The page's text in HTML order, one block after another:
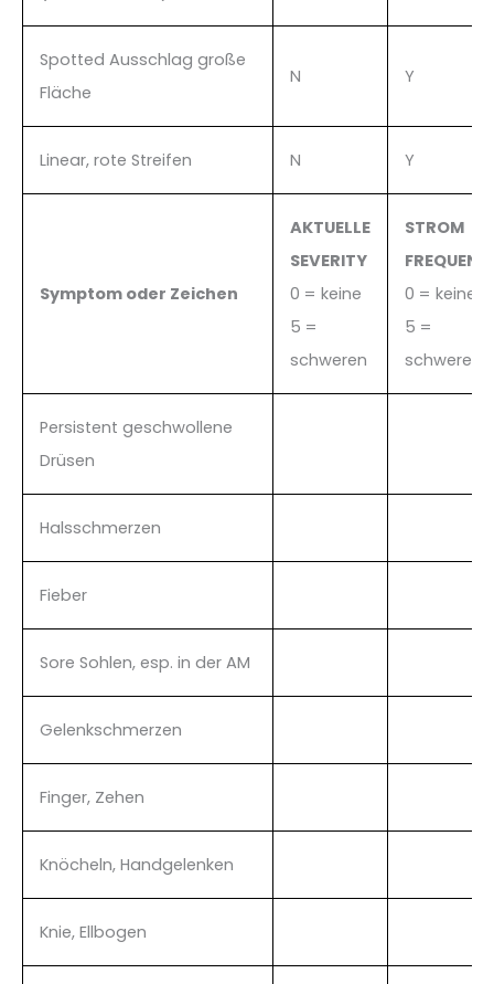
Spotted Ausschlag große
Fläche
N Y
Linear, rote Streifen N Y
Symptom oder Zeichen
AKTUELLE
SEVERITY
0 = keine
5 =
schweren
STROM
FREQUENZ
0 = keine
5 =
schweren
Persistent geschwollene
Drüsen
Halsschmerzen
Fieber
Sore Sohlen, esp. in der AM
Gelenkschmerzen
Finger, Zehen
Knöcheln, Handgelenken
Knie, Ellbogen